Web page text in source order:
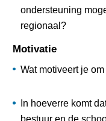
ondersteuning
regionaal?
Motivatie
Wat motiveert je
In hoeverre komt
bestuur en de